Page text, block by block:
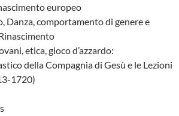
europeo
Danza, comportamento di genere e
etica, gioco d’azzardo:
della Compagnia di Gesù e le Lezioni
1720)